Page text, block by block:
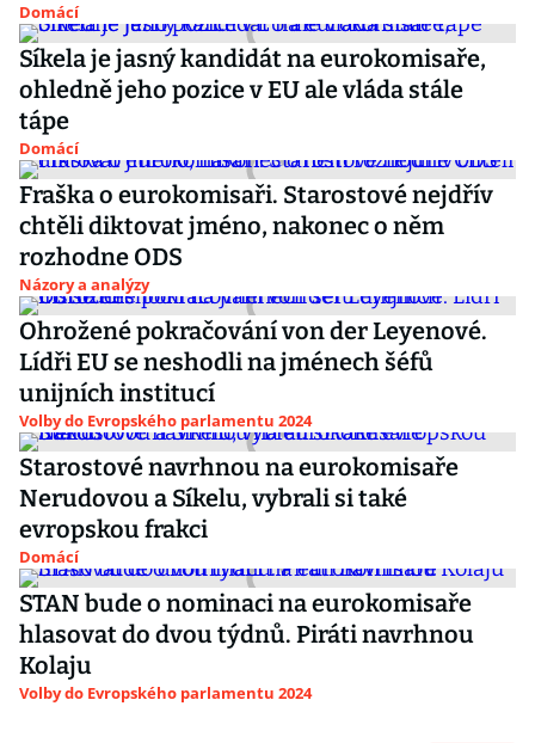
Domácí
Síkela je jasný kandidát na eurokomisaře,
ohledně jeho pozice v EU ale vláda stále
tápe
Domácí
Fraška o eurokomisaři. Starostové nejdřív
chtěli diktovat jméno, nakonec o něm
rozhodne ODS
Názory a analýzy
Ohrožené pokračování von der Leyenové.
Lídři EU se neshodli na jménech šéfů
unijních institucí
Volby do Evropského parlamentu 2024
Starostové navrhnou na eurokomisaře
Nerudovou a Síkelu, vybrali si také
evropskou frakci
Domácí
STAN bude o nominaci na eurokomisaře
hlasovat do dvou týdnů. Piráti navrhnou
Kolaju
Volby do Evropského parlamentu 2024